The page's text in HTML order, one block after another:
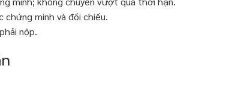
chứng minh và đối chiếu.
nộp.